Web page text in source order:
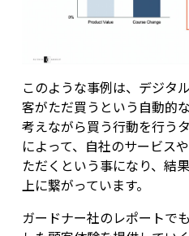
このような事例は、デジタ
客がただ買うという自動的
考えながら買う行動を行う
によって、自社のサービス
ただくという事になり、結
上に繋がっています。
ガードナー社のレポートで